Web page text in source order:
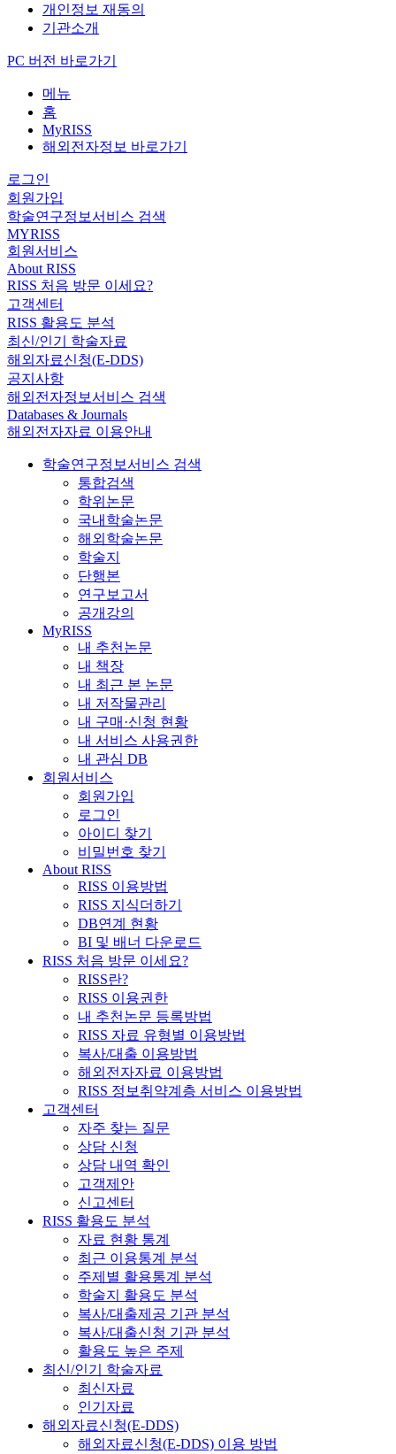
개인정보 재동의
기관소개
PC 버전 바로가기
메뉴
홈
MyRISS
해외전자정보 바로가기
로그인
회원가입
학술연구정보서비스 검색
MYRISS
회원서비스
About RISS
RISS 처음 방문 이세요?
고객센터
RISS 활용도 분석
최신/인기 학술자료
해외자료신청(E-DDS)
공지사항
해외전자정보서비스 검색
Databases & Journals
해외전자자료 이용안내
학술연구정보서비스 검색
통합검색
학위논문
국내학술논문
해외학술논문
학술지
단행본
연구보고서
공개강의
MyRISS
내 추천논문
내 책장
내 최근 본 논문
내 저작물관리
내 구매·신청 현황
내 서비스 사용권한
내 관심 DB
회원서비스
회원가입
로그인
아이디 찾기
비밀번호 찾기
About RISS
RISS 이용방법
RISS 지식더하기
DB연계 현황
BI 및 배너 다운로드
RISS 처음 방문 이세요?
RISS란?
RISS 이용권한
내 추천논문 등록방법
RISS 자료 유형별 이용방법
복사/대출 이용방법
해외전자자료 이용방법
RISS 정보취약계층 서비스 이용방법
고객센터
자주 찾는 질문
상담 신청
상담 내역 확인
고객제안
신고센터
RISS 활용도 분석
자료 현황 통계
최근 이용통계 분석
주제별 활용통계 분석
학술지 활용도 분석
복사/대출제공 기관 분석
복사/대출신청 기관 분석
활용도 높은 주제
최신/인기 학술자료
최신자료
인기자료
해외자료신청(E-DDS)
해외자료신청(E-DDS) 이용 방법